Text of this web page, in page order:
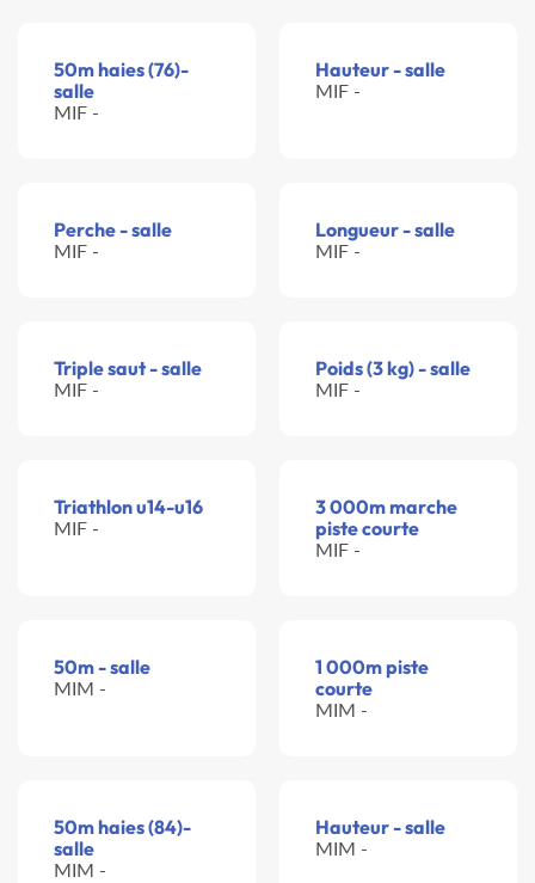
50m haies (76)-
salle
MIF -
Hauteur - salle
MIF -
Perche - salle
MIF -
Longueur - salle
MIF -
Triple saut - salle
MIF -
Poids (3 kg) - salle
MIF -
Triathlon u14-u16
MIF -
3 000m marche
piste courte
MIF -
50m - salle
MIM -
1 000m piste
courte
MIM -
50m haies (84)-
salle
MIM -
Hauteur - salle
MIM -